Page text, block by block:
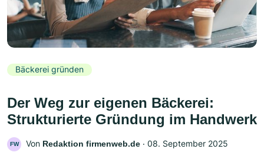
Bäckerei gründen
Der Weg zur eigenen Bäckerei:
Strukturierte Gründung im Handwerk
FW Von Redaktion firmenweb.de ‧ 08. September 2025